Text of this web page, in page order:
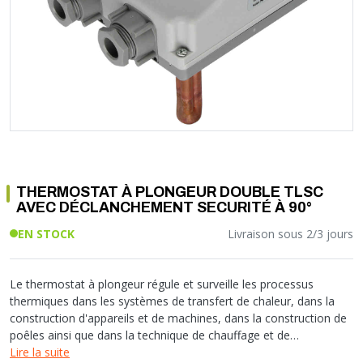
RACCORD PE (POLYÉTHYLÈNE)
RACCORD GALVA
RACCORD INOX
TUBE LAITON ET ECROU
ROBINET
FLEXIBLE
ETANCHÉITÉ RACCORDEMENT
FIXATION ET SUPPORT
RÉDUCTEUR DE PRESSION
COMPTEUR ET ACCESSOIRE
FILTRATION
Soupape différentielle
Température
Vase d'expansion
Vanne de Température
SOLAIRE
TUBAGE CHEMINÉE CHAUDIÈRE POÊLE
EQUIPEMENT INDUSTRIEL
COMMUNICATION
COLLIER ET FIXATION
LAMPE ET TORCHE
PILES ET ACCUMULATEURS
BLOC DE SÉCURITÉ
SYSTÈMES DE SÉCURITÉ
VMC ET VENTILATION
TRAPPE CHATIÈRE ET HUBLOT
PLOMBERIE PER
VOTRE SOLUTION CHAUFFAGE
THERMOSTAT À PLONGEUR DOUBLE TLSC
AVEC DÉCLANCHEMENT SECURITÉ À 90°
EN STOCK Livraison sous 2/3 jours
Le thermostat à plongeur régule et surveille les processus
thermiques dans les systèmes de transfert de chaleur, dans la
construction d'appareils et de machines, dans la construction de
poêles ainsi que dans la technique de chauffage et de
climatisation. Il fonctionne selon le principe de l'expansion liquide.
Lire la suite